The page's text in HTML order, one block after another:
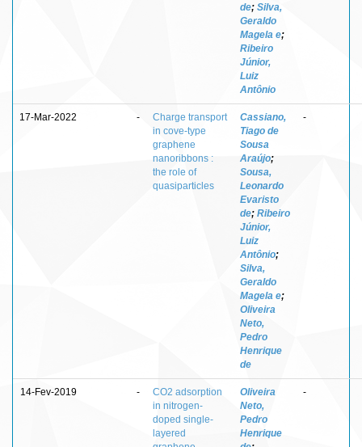
de; Silva,
Geraldo
Magela e;
Ribeiro
Júnior,
Luiz
Antônio
17-Mar-2022 -
Charge transport
in cove-type
graphene
nanoribbons :
the role of
quasiparticles
Cassiano,
Tiago de
Sousa
Araújo;
Sousa,
Leonardo
Evaristo
de; Ribeiro
Júnior,
Luiz
Antônio;
Silva,
Geraldo
Magela e;
Oliveira
Neto,
Pedro
Henrique
de
-
14-Fev-2019 -
CO2 adsorption
in nitrogen-
doped single-
layered
Oliveira
Neto,
Pedro
Henrique
-